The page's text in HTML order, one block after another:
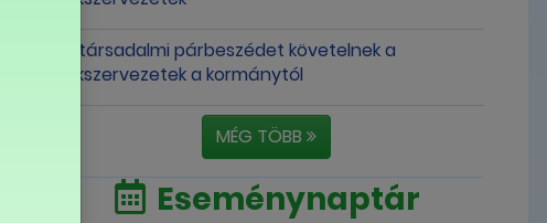
Új társadalmi párbeszédet követelnek a
szakszervezetek a kormánytól
MÉG TÖBB
Eseménynaptár